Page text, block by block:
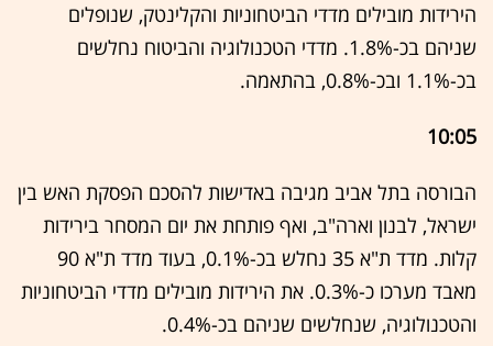
הירידות מובילים מדדי הביטחוניות והקלינטק, שנופלים
שניהם בכ-1.8%. מדדי הטכנולוגיה והביטוח נחלשים
בכ-1.1% ובכ-0.8%, בהתאמה.
10:05
הבורסה בתל אביב מגיבה באדישות להסכם הפסקת האש בין
ישראל, לבנון וארה"ב, ואף פותחת את יום המסחר בירידות
קלות. מדד ת"א 35 נחלש בכ-0.1%, בעוד מדד ת"א 90
מאבד מערכו כ-0.3%. את הירידות מובילים מדדי הביטחוניות
והטכנולוגיה, שנחלשים שניהם בכ-0.4%.